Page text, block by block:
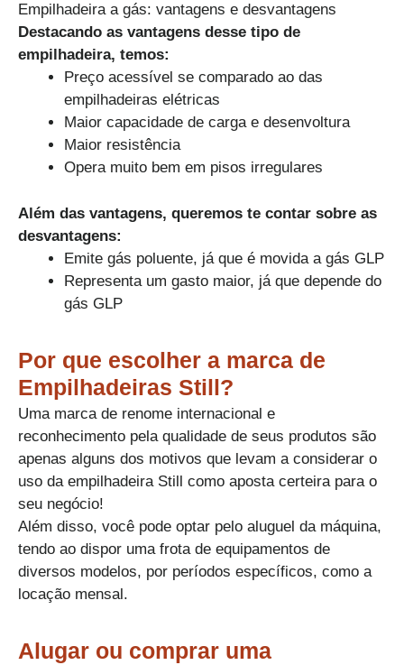
Empilhadeira a gás: vantagens e desvantagens
Destacando as vantagens desse tipo de
empilhadeira, temos:
Preço acessível se comparado ao das
empilhadeiras elétricas
Maior capacidade de carga e desenvoltura
Maior resistência
Opera muito bem em pisos irregulares
Além das vantagens, queremos te contar sobre as
desvantagens:
Emite gás poluente, já que é movida a gás GLP
Representa um gasto maior, já que depende do
gás GLP​
Por que escolher a marca de
Empilhadeiras Still?​
Uma marca de renome internacional e
reconhecimento pela qualidade de seus produtos são
apenas alguns dos motivos que levam a considerar o
uso da empilhadeira Still como aposta certeira para o
seu negócio!​
Além disso, você pode optar pelo aluguel da máquina,
tendo ao dispor uma frota de equipamentos de
diversos modelos, por períodos específicos, como a
locação mensal.
Alugar ou comprar uma